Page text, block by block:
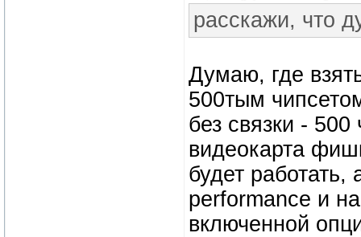
расскажи, что
Думаю, где
500тым
без связки -
видеокарта
будет
performance и
включенной